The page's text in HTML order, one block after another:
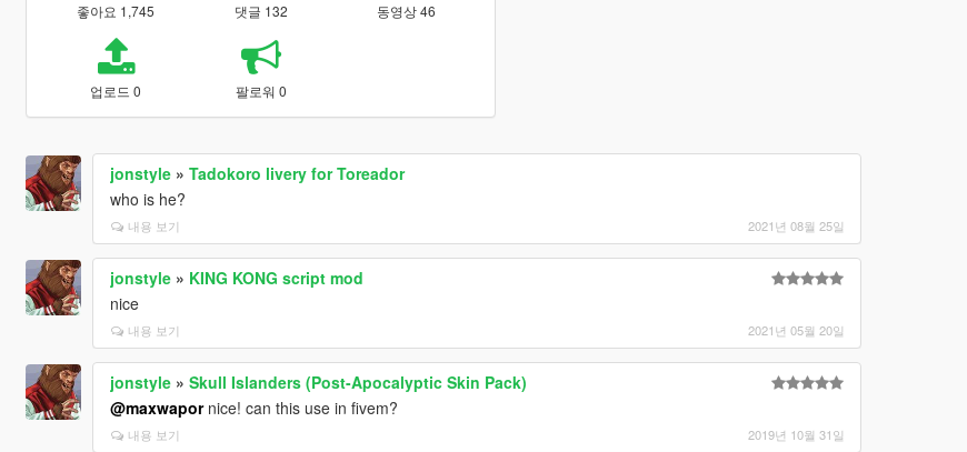
좋아요 1,745 댓글 132 동영상 46
업로드 0 팔로워 0
jonstyle» Tadokoro livery for Toreador
who is he?
내용 보기 2021년 08월 25일
jonstyle» KING KONG script mod
nice
내용 보기 2021년 05월 20일
jonstyle» Skull Islanders (Post-Apocalyptic Skin Pack)
@maxwapornice! can this use in fivem?
내용 보기 2019년 10월 31일